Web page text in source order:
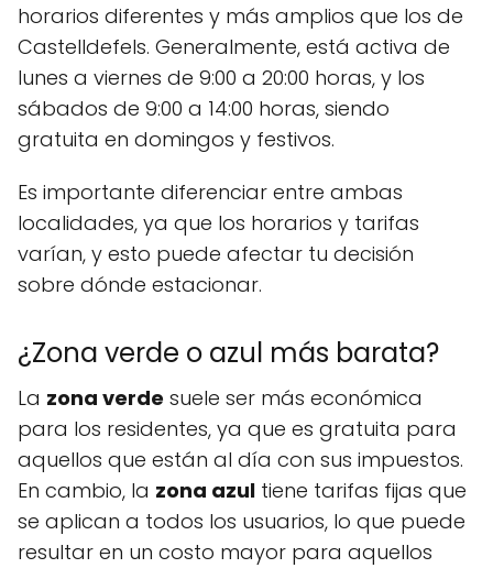
horarios diferentes y más amplios que los de
Castelldefels. Generalmente, está activa de
lunes a viernes de 9:00 a 20:00 horas, y los
sábados de 9:00 a 14:00 horas, siendo
gratuita en domingos y festivos.
Es importante diferenciar entre ambas
localidades, ya que los horarios y tarifas
varían, y esto puede afectar tu decisión
sobre dónde estacionar.
¿Zona verde o azul más barata?
La zona verde suele ser más económica
para los residentes, ya que es gratuita para
aquellos que están al día con sus impuestos.
En cambio, la zona azul tiene tarifas fijas que
se aplican a todos los usuarios, lo que puede
resultar en un costo mayor para aquellos